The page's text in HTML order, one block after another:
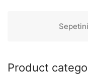
Product